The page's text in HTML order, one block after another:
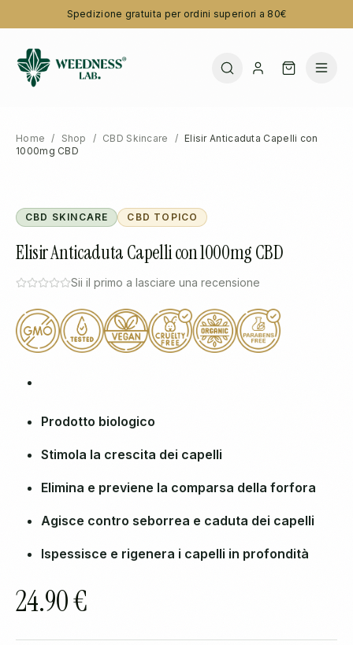
Spedizione gratuita per ordini superiori a 80€
Home / Shop / CBD Skincare / Elisir Anticaduta Capelli con
1000mg CBD
CBD SKINCARE CBD TOPICO
Elisir Anticaduta Capelli con 1000mg CBD
Sii il primo a lasciare una recensione
Prodotto biologico
Stimola la crescita dei capelli
Elimina e previene la comparsa della forfora
Agisce contro seborrea e caduta dei capelli
Ispessisce e rigenera i capelli in profondità
24.90 €